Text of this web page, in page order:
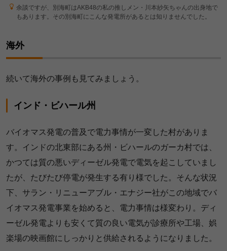
余談ですが、別海町はAKB48の私の推しメン・川本紗矢ちゃんの出身地で
もあります。その別海町にこんな発電所があるとは知りませんでした。
海外
続いて海外の事例も見てみましょう。
インド・ビハール州
バイオマス発電の普及で電力事情が一変した村がありま
す。インドの北東部にある州・ビハールのガーカ村では、
かつては質の悪いディーゼル発電で電気を起こしていまし
たが、たびたび停電が発生する有り様でした。そんな状況
下、サラン・リニューアブル・エナジー社がこの地域でバ
イオマス発電事業を始めると、電力事情は様変わり。ディ
ーゼル発電よりも安くて質の良い電気が診療所や工場、娯
楽場の映画館にしっかりと供給されるようになりました。